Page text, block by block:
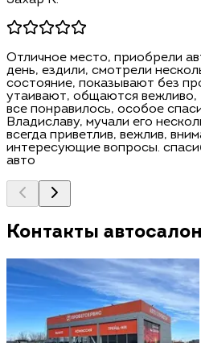
Отличное место, приобрели
день, ездили, смотрели
состояние, показывают без
утаивают, общаются вежливо,
все понравилось, особое
Владиславу, мучали его
всегда приветлив, вежлив,
интересующие вопросы.
авто
Контакты